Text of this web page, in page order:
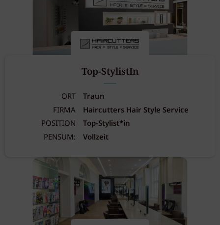
Top-StylistIn
ORT
Traun
FIRMA
Haircutters Hair Style Service
POSITION
Top-Stylist*in
PENSUM:
Vollzeit